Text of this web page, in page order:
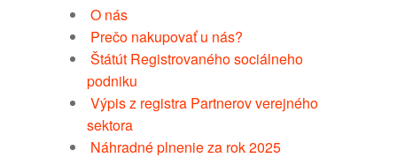
O nás
Prečo nakupovať u nás?
Štátút Registrovaného sociálneho
podniku
Výpis z registra Partnerov verejného
sektora
Náhradné plnenie za rok 2025